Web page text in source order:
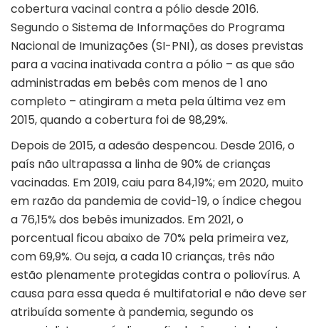
cobertura vacinal contra a pólio desde 2016.
Segundo o Sistema de Informações do Programa
Nacional de Imunizações (SI-PNI), as doses previstas
para a vacina inativada contra a pólio – as que são
administradas em bebês com menos de 1 ano
completo – atingiram a meta pela última vez em
2015, quando a cobertura foi de 98,29%.
Depois de 2015, a adesão despencou. Desde 2016, o
país não ultrapassa a linha de 90% de crianças
vacinadas. Em 2019, caiu para 84,19%; em 2020, muito
em razão da pandemia de covid-19, o índice chegou
a 76,15% dos bebês imunizados. Em 2021, o
porcentual ficou abaixo de 70% pela primeira vez,
com 69,9%. Ou seja, a cada 10 crianças, três não
estão plenamente protegidas contra o poliovírus. A
causa para essa queda é multifatorial e não deve ser
atribuída somente à pandemia, segundo os